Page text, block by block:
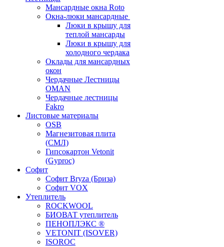
Мансардные окна Roto
Окна-люки мансардные
Люки в крышу для
теплой мансарды
Люки в крышу для
холодного чердака
Оклады для мансардных
окон
Чердачные Лестницы
OMAN
Чердачные лестницы
Fakro
Листовые материалы
OSB
Магнезитовая плита
(СМЛ)
Гипсокартон Vetonit
(Gyproc)
Софит
Софит Bryza (Бриза)
Софит VOX
Утеплитель
ROCKWOOL
БИОВАТ утеплитель
ПЕНОПЛЭКС ®
VETONIT (ISOVER)
ISOROC